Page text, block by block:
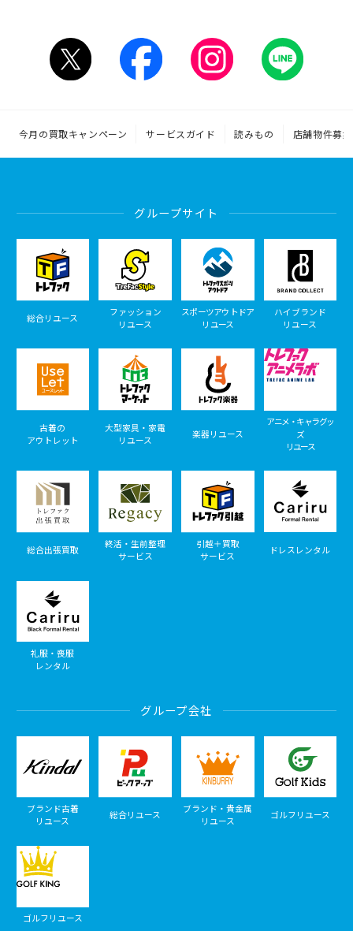
今月の買取キャンペーン サービスガイド 読みもの 店舗物件募集
グループサイト
総合リユース
ファッション
リユース
スポーツアウトドア
リユース
ハイブランド
リユース
古着の
アウトレット
大型家具・家電
リユース
楽器リユース
アニメ・キャラグッ
ズ
リユース
総合出張買取
終活・生前整理
サービス
引越＋買取
サービス
ドレスレンタル
礼服・喪服
レンタル
グループ会社
ブランド古着
リユース
総合リユース
ブランド・貴金属
リユース
ゴルフリユース
ゴルフリユース